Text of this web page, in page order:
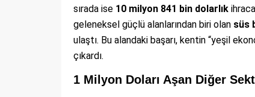
sırada ise 10 milyon 841 bin dolarlık
geleneksel güçlü alanlarından biri olan süs
ulaştı. Bu alandaki başarı, kentin “yeşil
çıkardı.
1 Milyon Doları Aşan Diğer